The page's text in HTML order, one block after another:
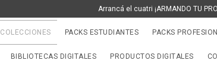
Arrancá el cuatri ¡ARMANDO TU
COLECCIONES PACKS ESTUDIANTES PACKS
BIBLIOTECAS DIGITALES PRODUCTOS DIGITALES